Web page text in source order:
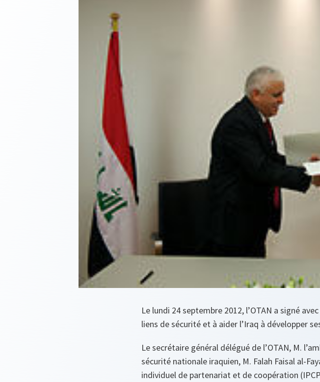
Le lundi 24 septembre 2012, l’OTAN a signé
liens de sécurité et à aider l’Iraq à développer
Le secrétaire général délégué de l’OTAN, M.
sécurité nationale iraquien, M. Falah Faisal al-
individuel de partenariat et de coopération